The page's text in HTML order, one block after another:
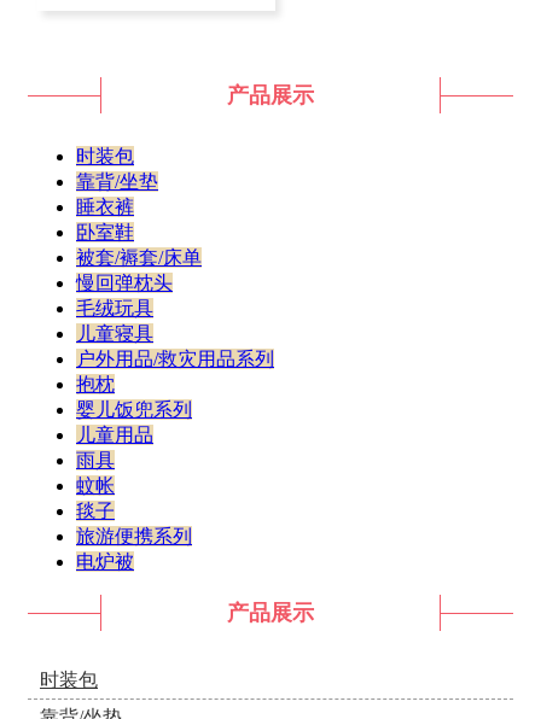
产品展示
时装包
靠背/坐垫
睡衣裤
卧室鞋
被套/褥套/床单
慢回弹枕头
毛绒玩具
儿童寝具
户外用品/救灾用品系列
抱枕
婴儿饭兜系列
儿童用品
雨具
蚊帐
毯子
旅游便携系列
电炉被
产品展示
时装包